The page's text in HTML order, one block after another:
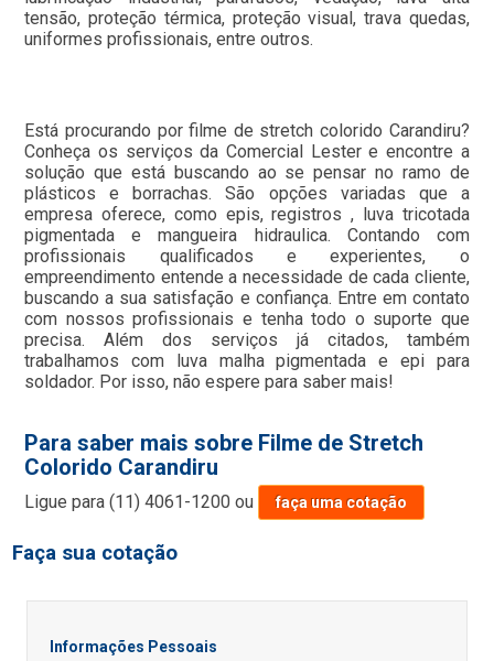
tensão, proteção térmica, proteção visual, trava quedas,
uniformes profissionais, entre outros.
Está procurando por filme de stretch colorido Carandiru?
Conheça os serviços da Comercial Lester e encontre a
solução que está buscando ao se pensar no ramo de
plásticos e borrachas. São opções variadas que a
empresa oferece, como epis, registros , luva tricotada
pigmentada e mangueira hidraulica. Contando com
profissionais qualificados e experientes, o
empreendimento entende a necessidade de cada cliente,
buscando a sua satisfação e confiança. Entre em contato
com nossos profissionais e tenha todo o suporte que
precisa. Além dos serviços já citados, também
trabalhamos com luva malha pigmentada e epi para
soldador. Por isso, não espere para saber mais!
Para saber mais sobre Filme de Stretch
Colorido Carandiru
Ligue para(11) 4061-1200 ou faça uma cotação
Faça sua cotação
Informações Pessoais